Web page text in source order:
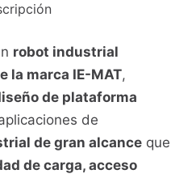
robot industrial
la marca IE-MAT,
de plataforma
de
de gran alcance que
de carga, acceso